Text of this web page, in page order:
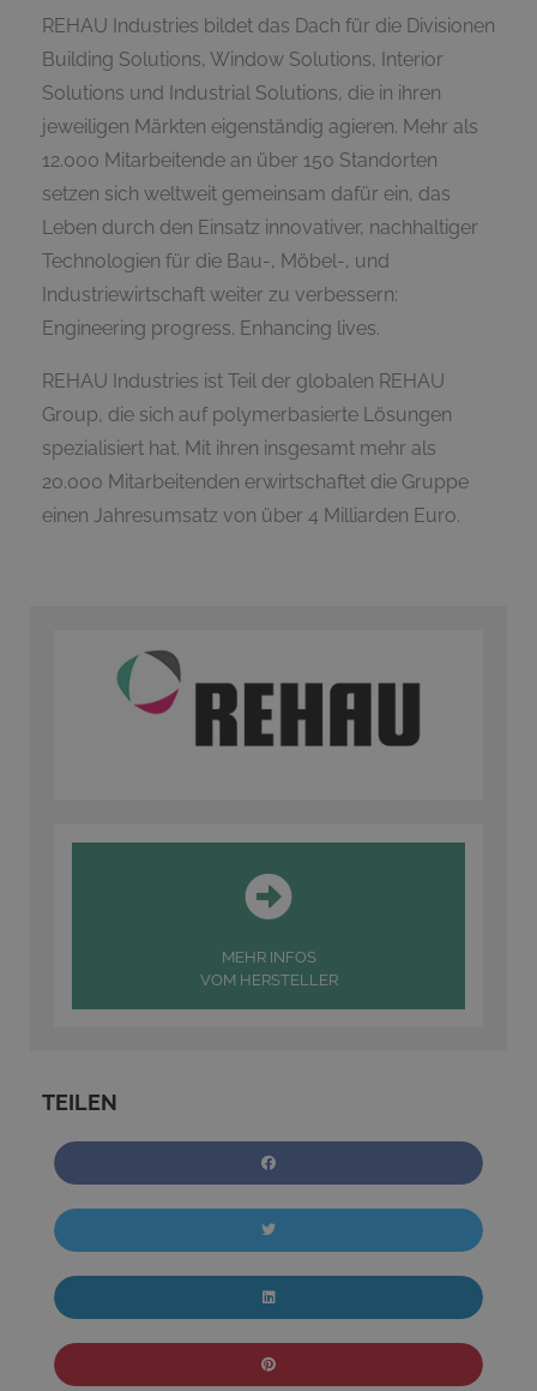
REHAU Industries bildet das Dach für die Divisionen
Building Solutions, Window Solutions, Interior
Solutions und Industrial Solutions, die in ihren
jeweiligen Märkten eigenständig agieren. Mehr als
12.000 Mitarbeitende an über 150 Standorten
setzen sich weltweit gemeinsam dafür ein, das
Leben durch den Einsatz innovativer, nachhaltiger
Technologien für die Bau-, Möbel-, und
Industriewirtschaft weiter zu verbessern:
Engineering progress. Enhancing lives.
REHAU Industries ist Teil der globalen REHAU
Group, die sich auf polymerbasierte Lösungen
spezialisiert hat. Mit ihren insgesamt mehr als
20.000 Mitarbeitenden erwirtschaftet die Gruppe
einen Jahresumsatz von über 4 Milliarden Euro.
MEHR INFOS
VOM HERSTELLER
TEILEN